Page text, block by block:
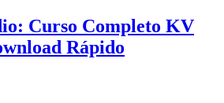
Curso Completo KV
Rápido